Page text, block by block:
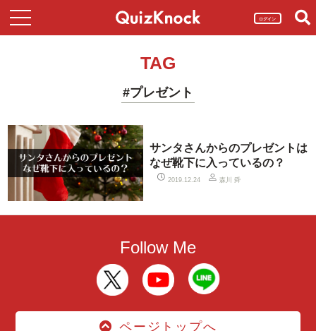
ログイン
TAG
#プレゼント
サンタさんからのプレゼントは
なぜ靴下に入っているの？
2019.12.24 森川 舜
Follow Me
ページトップへ